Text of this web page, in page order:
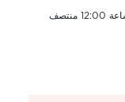
الجمعة - السبت من الساعة 10:00 صباحاً حتى الساعة 12:00 منتصف